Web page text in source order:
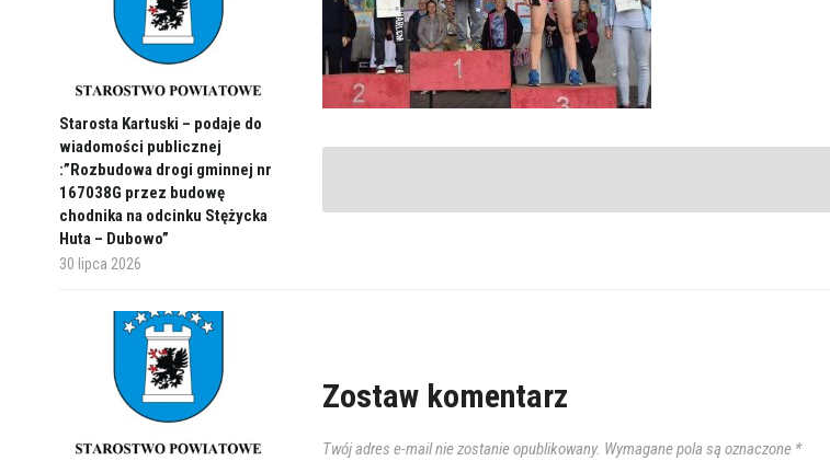
Starosta Kartuski – podaje do
wiadomości publicznej
:”Rozbudowa drogi gminnej nr
167038G przez budowę
chodnika na odcinku Stężycka
Huta – Dubowo”
30 lipca 2026
Zostaw komentarz
Twój adres e-mail nie zostanie opublikowany. Wymagane pola są oznaczone *